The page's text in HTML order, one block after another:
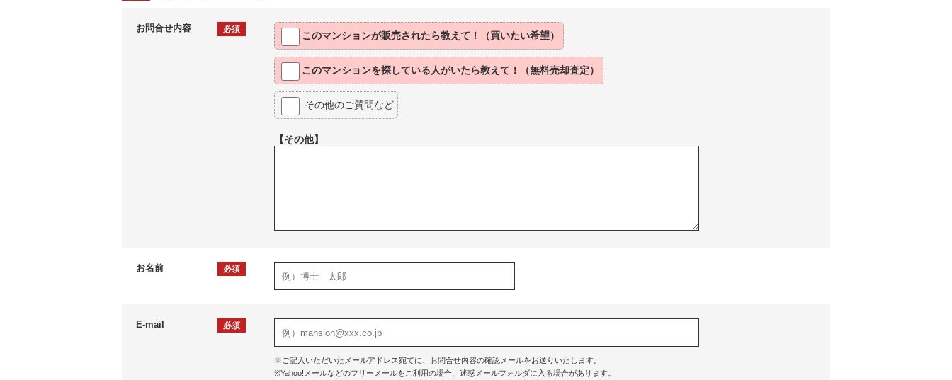
お問合せ内容 必須
このマンションが販売されたら教えて！（買いたい希望）
このマンションを探している人がいたら教えて！（無料売却査定）
その他のご質問など
【その他】
お名前 必須
E-mail 必須
※ご記入いただいたメールアドレス宛てに、お問合せ内容の確認メールをお送りいたします。
※Yahoo!メールなどのフリーメールをご利用の場合、迷惑メールフォルダに入る場合があります。